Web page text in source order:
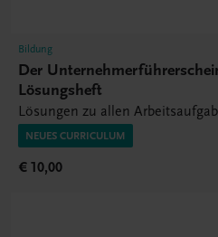
Bildung
Der
Lösungsheft
Lösungen zu allen
NEUES CURRICULUM
€ 10,00